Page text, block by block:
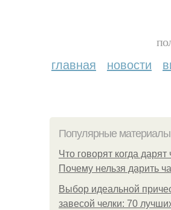
главная новости
Популярные материалы
Что говорят когда дарят
Почему нельзя дарить
Выбор идеальной
завесой челки: 70